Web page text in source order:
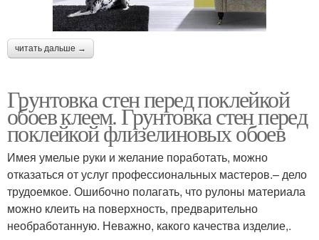
читать дальше →
Грунтовка стен перед поклейкой
обоев клеем. Грунтовка стен перед
поклейкой флизелиновых обоев
Имея умелые руки и желание поработать, можно
отказаться от услуг профессиональных мастеров.– дело
трудоемкое. Ошибочно полагать, что рулоны материала
можно клеить на поверхность, предварительно
необработанную. Неважно, какого качества изделие,.